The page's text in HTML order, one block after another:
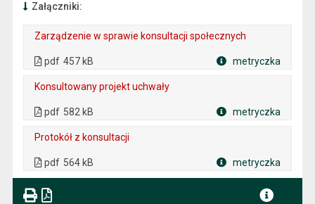
Załączniki:
Zarządzenie w sprawie konsultacji społecznych
pdf 457 kB metryczka
Konsultowany projekt uchwały
pdf 582 kB metryczka
Protokół z konsultacji
pdf 564 kB metryczka